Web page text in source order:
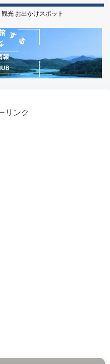
光 お出かけスポット
リンク